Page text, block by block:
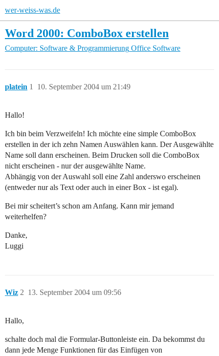
wer-weiss-was.de
Word 2000: ComboBox erstellen
Computer: Software & Programmierung Office Software
platein 10. September 2004 um 21:49
1
Hallo!
Ich bin beim Verzweifeln! Ich möchte eine simple ComboBox
erstellen in der ich zehn Namen Auswählen kann. Der Ausgewählte
Name soll dann erscheinen. Beim Drucken soll die ComboBox
nicht erscheinen - nur der ausgewählte Name.
Abhängig von der Auswahl soll eine Zahl anderswo erscheinen
(entweder nur als Text oder auch in einer Box - ist egal).
Bei mir scheitert’s schon am Anfang. Kann mir jemand
weiterhelfen?
Danke,
Luggi
Wiz 13. September 2004 um 09:56
2
Hallo,
schalte doch mal die Formular-Buttonleiste ein. Da bekommst du
dann jede Menge Funktionen für das Einfügen von